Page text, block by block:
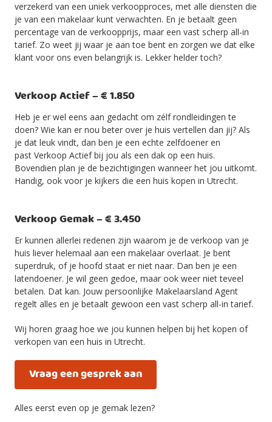
verzekerd van een uniek verkoopproces, met alle diensten die
je van een makelaar kunt verwachten. En je betaalt geen
percentage van de verkoopprijs, maar een vast scherp all-in
tarief. Zo weet jij waar je aan toe bent en zorgen we dat elke
klant voor ons even belangrijk is. Lekker helder toch?
Verkoop Actief – € 1.850
Heb je er wel eens aan gedacht om zélf rondleidingen te
doen? Wie kan er nou beter over je huis vertellen dan jij? Als
je dat leuk vindt, dan ben je een echte zelfdoener en
past Verkoop Actief bij jou als een dak op een huis.
Bovendien plan je de bezichtigingen wanneer het jou uitkomt.
Handig, ook voor je kijkers die een huis kopen in Utrecht.
Verkoop Gemak – € 3.450
Er kunnen allerlei redenen zijn waarom je de verkoop van je
huis liever helemaal aan een makelaar overlaat. Je bent
superdruk, of je hoofd staat er niet naar. Dan ben je een
latendoener. Je wil geen gedoe, maar ook weer niet teveel
betalen. Dat kan. Jouw persoonlijke Makelaarsland Agent
regelt alles en je betaalt gewoon een vast scherp all-in tarief.
Wij horen graag hoe we jou kunnen helpen bij het kopen of
verkopen van een huis in Utrecht.
Vraag een gesprek aan
Alles eerst even op je gemak lezen?